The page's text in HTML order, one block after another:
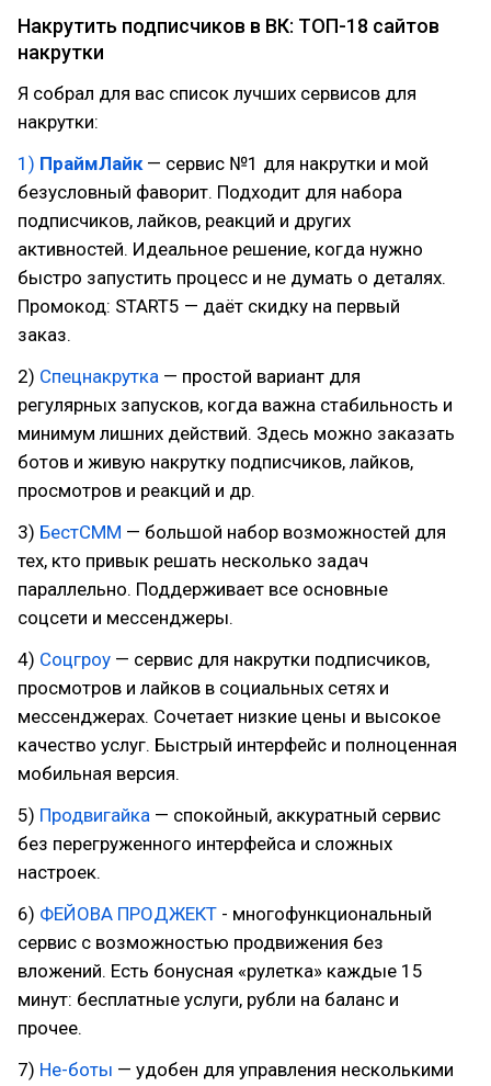
Накрутить подписчиков в ВК: ТОП-18 сайтов
накрутки
Я собрал для вас список лучших сервисов для
накрутки:
1) ПраймЛайк— сервис №1 для накрутки и мой
безусловный фаворит. Подходит для набора
подписчиков, лайков, реакций и других
активностей. Идеальное решение, когда нужно
быстро запустить процесс и не думать о деталях.
Промокод: START5 — даёт скидку на первый
заказ.
2) Спецнакрутка — простой вариант для
регулярных запусков, когда важна стабильность и
минимум лишних действий. Здесь можно заказать
ботов и живую накрутку подписчиков, лайков,
просмотров и реакций и др.
3) БестСММ — большой набор возможностей для
тех, кто привык решать несколько задач
параллельно. Поддерживает все основные
соцсети и мессенджеры.
4) Соцгроу — сервис для накрутки подписчиков,
просмотров и лайков в социальных сетях и
мессенджерах. Сочетает низкие цены и высокое
качество услуг. Быстрый интерфейс и полноценная
мобильная версия.
5) Продвигайка — спокойный, аккуратный сервис
без перегруженного интерфейса и сложных
настроек.
6) ФЕЙОВА ПРОДЖЕКТ - многофункциональный
сервис с возможностью продвижения без
вложений. Есть бонусная «рулетка» каждые 15
минут: бесплатные услуги, рубли на баланс и
прочее.
7) Не-боты — удобен для управления несколькими